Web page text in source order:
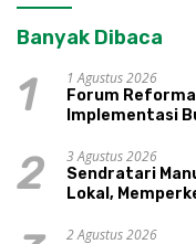
Banyak Dibaca
1
1 Agustus 2026
Forum
Implementasi
2
3 Agustus 2026
Sendratari
Lokal,
2 Agustus 2026